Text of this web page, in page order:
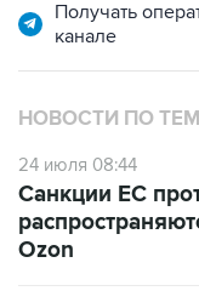
Получать
канале
НОВОСТИ ПО
24 июля 08:44
Санкции ЕС
Ozon